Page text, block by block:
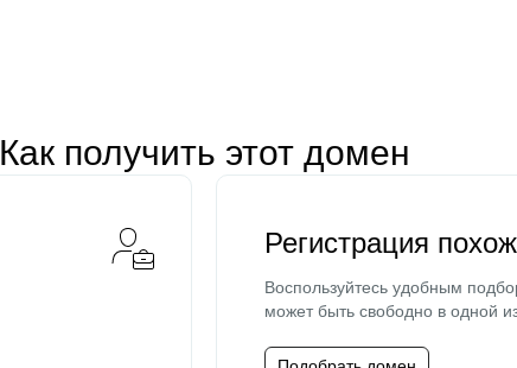
Как получить этот домен
Регистрация
Воспользуйтесь удобным
может быть свободно в одной